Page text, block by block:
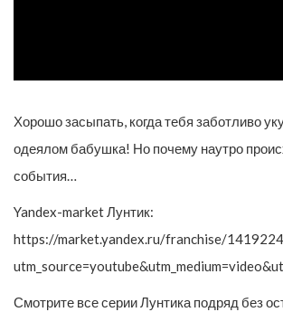
Хорошо засыпать, когда тебя заботливо
одеялом бабушка! Но почему наутро
события…
Yandex-market Лунтик:
https://market.yandex.ru/franchise/
Смотрите все серии Лунтика подряд без